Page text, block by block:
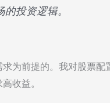
投资逻辑。
为前提的。我对股票
收益。